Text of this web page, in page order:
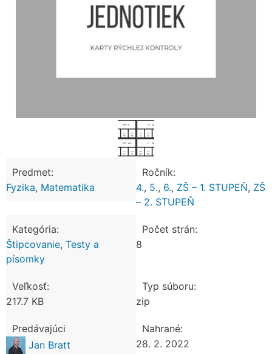
Predmet:
Fyzika, Matematika
Ročník:
4., 5., 6., ZŠ – 1. STUPEŇ, ZŠ
– 2. STUPEŇ
Kategória:
Štipcovanie, Testy a
písomky
Počet strán:
8
Veľkosť:
217.7 KB
Typ súboru:
zip
Predávajúci
Jan Bratt
Nahrané:
28. 2. 2022